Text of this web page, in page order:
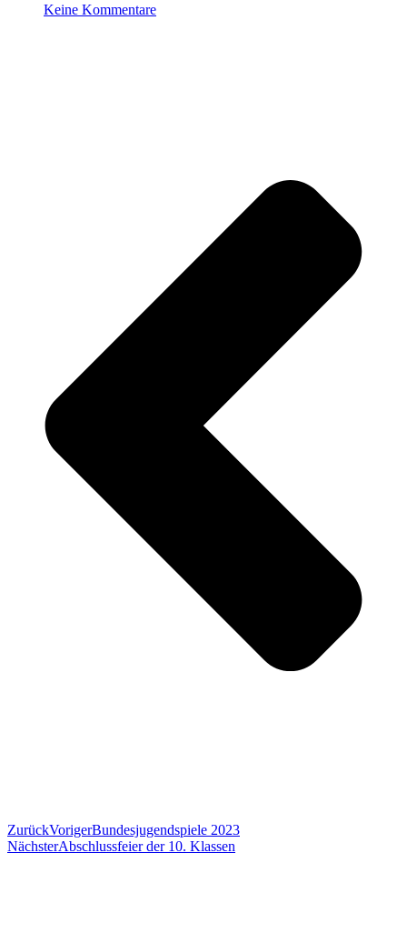
Keine Kommentare
ZurückVorigerBundesjugendspiele 2023
NächsterAbschlussfeier der 10. Klassen